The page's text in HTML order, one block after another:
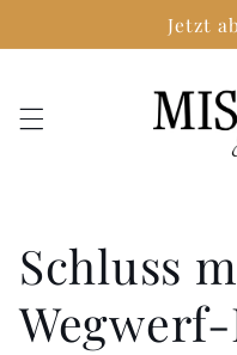
Inhalt
Jetzt
Schluss